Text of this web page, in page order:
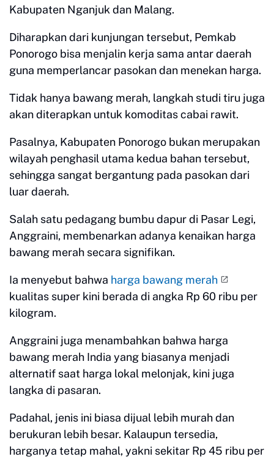
Kabupaten Nganjuk dan Malang.
Diharapkan dari kunjungan tersebut, Pemkab
Ponorogo bisa menjalin kerja sama antar daerah
guna memperlancar pasokan dan menekan harga.
Tidak hanya bawang merah, langkah studi tiru juga
akan diterapkan untuk komoditas cabai rawit.
Pasalnya, Kabupaten Ponorogo bukan merupakan
wilayah penghasil utama kedua bahan tersebut,
sehingga sangat bergantung pada pasokan dari
luar daerah.
Salah satu pedagang bumbu dapur di Pasar Legi,
Anggraini, membenarkan adanya kenaikan harga
bawang merah secara signifikan.
Ia menyebut bahwa harga bawang merah
kualitas super kini berada di angka Rp 60 ribu per
kilogram.
Anggraini juga menambahkan bahwa harga
bawang merah India yang biasanya menjadi
alternatif saat harga lokal melonjak, kini juga
langka di pasaran.
Padahal, jenis ini biasa dijual lebih murah dan
berukuran lebih besar. Kalaupun tersedia,
harganya tetap mahal, yakni sekitar Rp 45 ribu per